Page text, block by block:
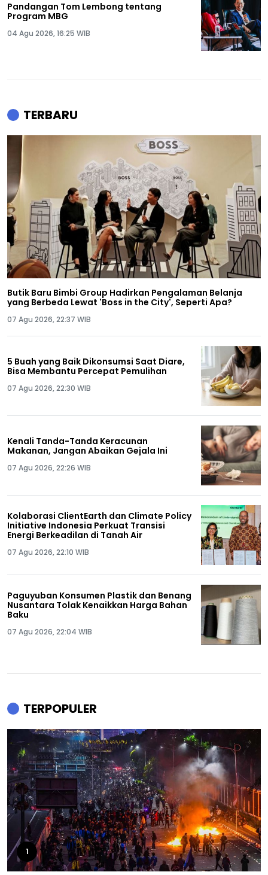
Pandangan Tom Lembong tentang
Program MBG
04 Agu 2026, 16:25 WIB
TERBARU
Butik Baru Bimbi Group Hadirkan Pengalaman Belanja
yang Berbeda Lewat 'Boss in the City', Seperti Apa?
07 Agu 2026, 22:37 WIB
5 Buah yang Baik Dikonsumsi Saat Diare,
Bisa Membantu Percepat Pemulihan
07 Agu 2026, 22:30 WIB
Kenali Tanda-Tanda Keracunan
Makanan, Jangan Abaikan Gejala Ini
07 Agu 2026, 22:26 WIB
Kolaborasi ClientEarth dan Climate Policy
Initiative Indonesia Perkuat Transisi
Energi Berkeadilan di Tanah Air
07 Agu 2026, 22:10 WIB
Paguyuban Konsumen Plastik dan Benang
Nusantara Tolak Kenaikkan Harga Bahan
Baku
07 Agu 2026, 22:04 WIB
TERPOPULER
1